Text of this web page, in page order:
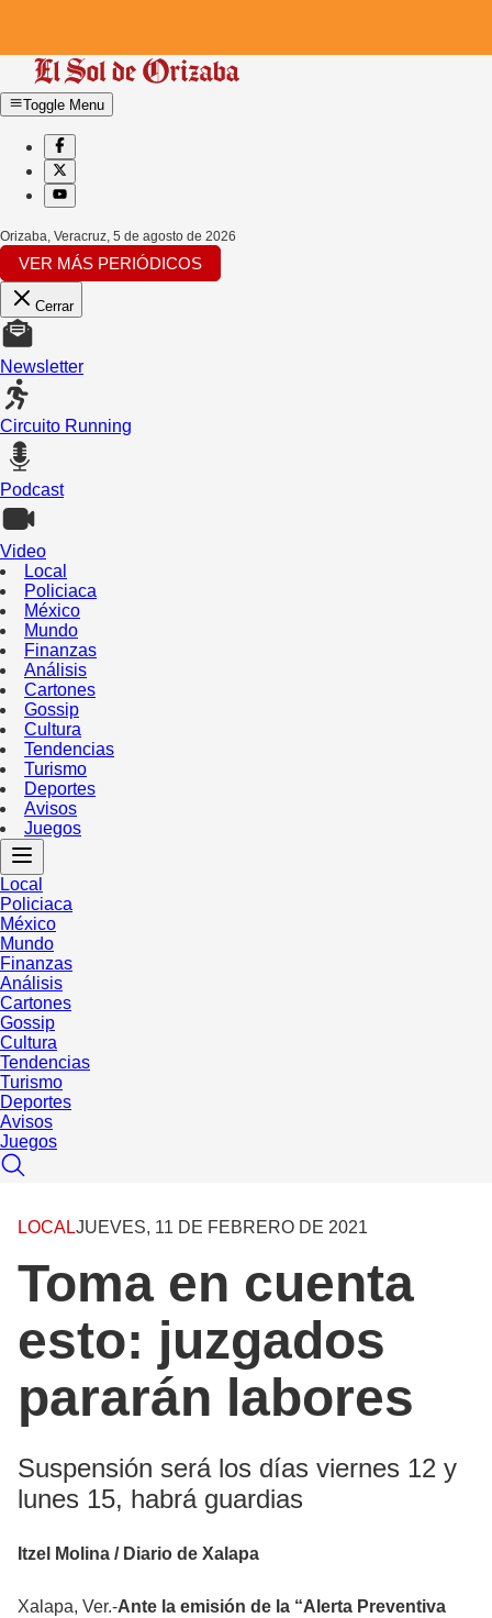
Toggle Menu
Orizaba, Veracruz, 5 de agosto de 2026
VER MÁS PERIÓDICOS
Cerrar
Newsletter
Circuito Running
Podcast
Video
Local
Policiaca
México
Mundo
Finanzas
Análisis
Cartones
Gossip
Cultura
Tendencias
Turismo
Deportes
Avisos
Juegos
Local
Policiaca
México
Mundo
Finanzas
Análisis
Cartones
Gossip
Cultura
Tendencias
Turismo
Deportes
Avisos
Juegos
LOCALJUEVES, 11 DE FEBRERO DE 2021
Toma en cuenta
esto: juzgados
pararán labores
Suspensión será los días viernes 12 y
lunes 15, habrá guardias
Itzel Molina / Diario de Xalapa
Xalapa, Ver.-Ante la emisión de la “Alerta Preventiva